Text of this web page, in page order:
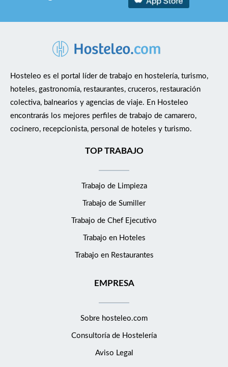
Hosteleo es el portal líder de trabajo en hostelería, turismo,
hoteles, gastronomía, restaurantes, cruceros, restauración
colectiva, balnearios y agencias de viaje. En Hosteleo
encontrarás los mejores perfiles de trabajo de camarero,
cocinero, recepcionista, personal de hoteles y turismo.
TOP TRABAJO
Trabajo de Limpieza
Trabajo de Sumiller
Trabajo de Chef Ejecutivo
Trabajo en Hoteles
Trabajo en Restaurantes
EMPRESA
Sobre hosteleo.com
Consultoría de Hostelería
Aviso Legal